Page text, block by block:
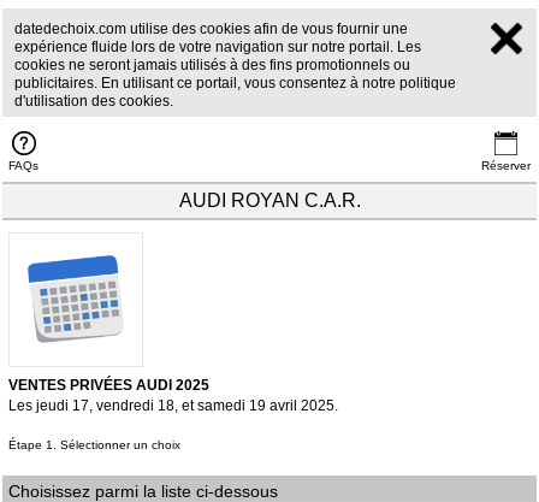
datedechoix.com utilise des cookies afin de vous fournir une
expérience fluide lors de votre navigation sur notre portail. Les
cookies ne seront jamais utilisés à des fins promotionnels ou
publicitaires. En utilisant ce portail, vous consentez à notre politique
d'utilisation des cookies.
FAQs Réserver
AUDI ROYAN C.A.R.
VENTES PRIVÉES AUDI 2025
Les jeudi 17, vendredi 18, et samedi 19 avril 2025.
Étape 1. Sélectionner un choix
Choisissez parmi la liste ci-dessous